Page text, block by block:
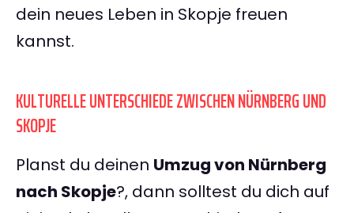
dein neues Leben in Skopje freuen
kannst.
KULTURELLE UNTERSCHIEDE ZWISCHEN NÜRNBERG UND
SKOPJE
Planst du deinen Umzug von Nürnberg
nach Skopje?, dann solltest du dich auf